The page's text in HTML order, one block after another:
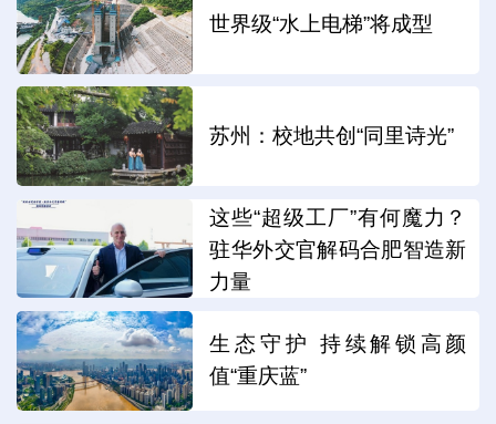
世界级“水上电梯”将成型
苏州：校地共创“同里诗光”
这些“超级工厂”有何魔力？
驻华外交官解码合肥智造新
力量
生态守护 持续解锁高颜
值“重庆蓝”